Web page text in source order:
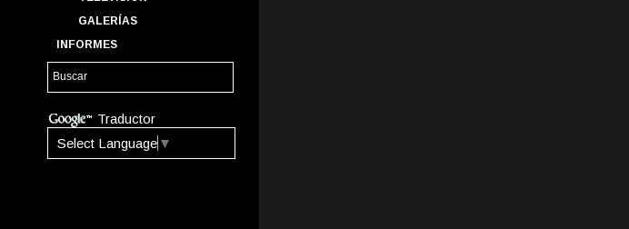
GALERÍAS
INFORMES
Traductor
Select Language ▼